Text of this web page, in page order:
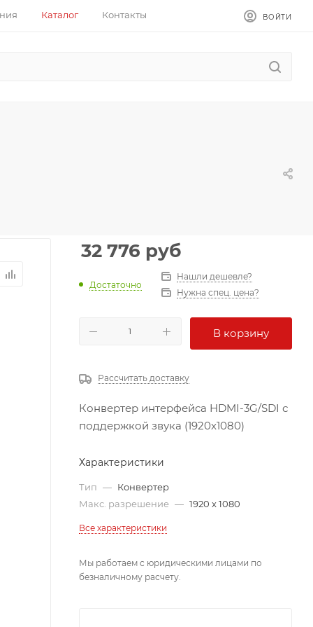
Каталог Контакты ВОЙТИ
32 776 руб
Достаточно
Нашли дешевле?
Нужна спец. цена?
В корзину
Рассчитать доставку
Конвертер интерфейса HDMI-3G/SDI с
поддержкой звука (1920x1080)
Характеристики
Тип — Конвертер
Макс. разрешение — 1920 x 1080
Все характеристики
Мы работаем с юридическими лицами по
безналичному расчету.